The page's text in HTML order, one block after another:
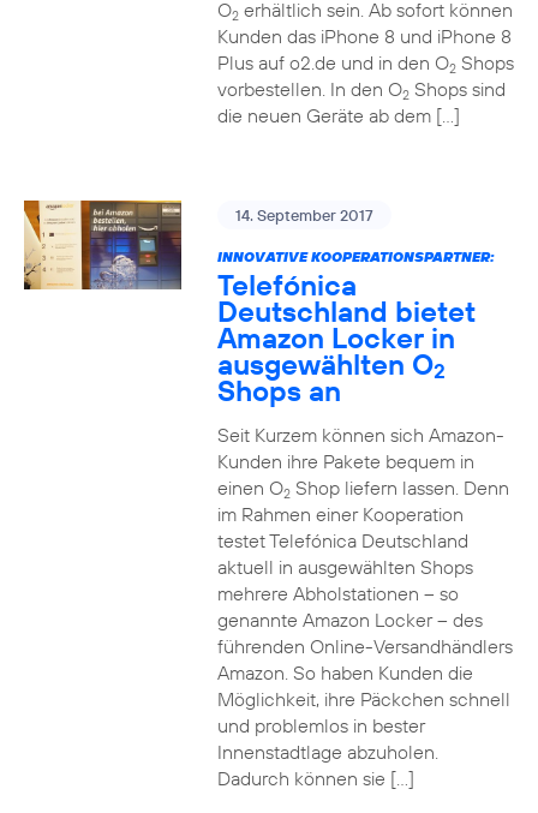
O2erhältlich sein. Ab sofort können
Kunden das iPhone 8 und iPhone 8
Plus auf o2.de und in den O2Shops
vorbestellen. In den O2Shops sind
die neuen Geräte ab dem […]
14. September 2017
INNOVATIVE KOOPERATIONSPARTNER:
Telefónica
Deutschland bietet
Amazon Locker in
ausgewählten O2
Shops an
Seit Kurzem können sich Amazon-
Kunden ihre Pakete bequem in
einen O2Shop liefern lassen. Denn
im Rahmen einer Kooperation
testet Telefónica Deutschland
aktuell in ausgewählten Shops
mehrere Abholstationen – so
genannte Amazon Locker – des
führenden Online-Versandhändlers
Amazon. So haben Kunden die
Möglichkeit, ihre Päckchen schnell
und problemlos in bester
Innenstadtlage abzuholen.
Dadurch können sie […]